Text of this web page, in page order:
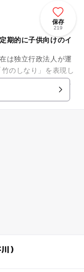
保存
219
期的に子供向けのイ
は独立行政法人が運
設が集積する中之島
）